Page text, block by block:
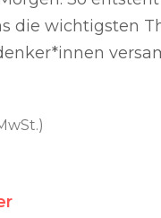
die wichtigsten